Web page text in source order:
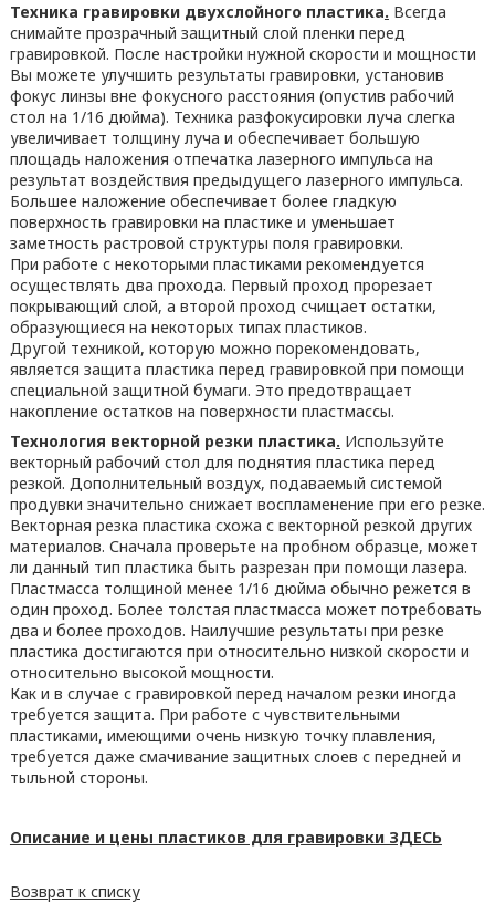
Техника гравировки двухслойного пластика. Всегда
снимайте прозрачный защитный слой пленки перед
гравировкой. После настройки нужной скорости и мощности
Вы можете улучшить результаты гравировки, установив
фокус линзы вне фокусного расстояния (опустив рабочий
стол на 1/16 дюйма). Техника разфокусировки луча слегка
увеличивает толщину луча и обеспечивает большую
площадь наложения отпечатка лазерного импульса на
результат воздействия предыдущего лазерного импульса.
Большее наложение обеспечивает более гладкую
поверхность гравировки на пластике и уменьшает
заметность растровой структуры поля гравировки.
При работе с некоторыми пластиками рекомендуется
осуществлять два прохода. Первый проход прорезает
покрывающий слой, а второй проход счищает остатки,
образующиеся на некоторых типах пластиков.
Другой техникой, которую можно порекомендовать,
является защита пластика перед гравировкой при помощи
специальной защитной бумаги. Это предотвращает
накопление остатков на поверхности пластмассы.
Технология векторной резки пластика. Используйте
векторный рабочий стол для поднятия пластика перед
резкой. Дополнительный воздух, подаваемый системой
продувки значительно снижает воспламенение при его резке.
Векторная резка пластика схожа с векторной резкой других
материалов. Сначала проверьте на пробном образце, может
ли данный тип пластика быть разрезан при помощи лазера.
Пластмасса толщиной менее 1/16 дюйма обычно режется в
один проход. Более толстая пластмасса может потребовать
два и более проходов. Наилучшие результаты при резке
пластика достигаются при относительно низкой скорости и
относительно высокой мощности.
Как и в случае с гравировкой перед началом резки иногда
требуется защита. При работе с чувствительными
пластиками, имеющими очень низкую точку плавления,
требуется даже смачивание защитных слоев с передней и
тыльной стороны.
Описание и цены пластиков для гравировки ЗДЕСЬ
Возврат к списку